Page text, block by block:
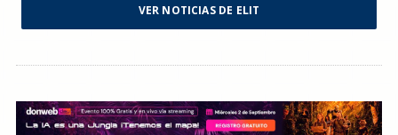
VER NOTICIAS DE ELIT